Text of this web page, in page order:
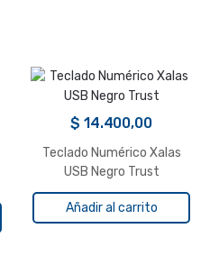
$ 14.400,00
Teclado Numérico Xalas
USB Negro Trust
Añadir al carrito